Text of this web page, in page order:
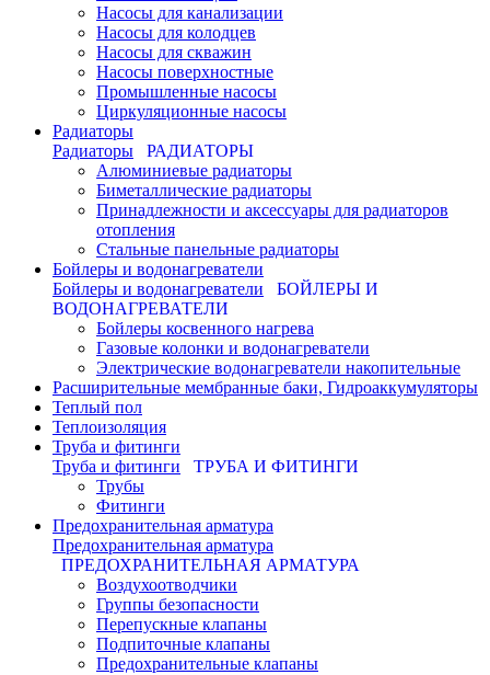
Насосы для канализации
Насосы для колодцев
Насосы для скважин
Насосы поверхностные
Промышленные насосы
Циркуляционные насосы
Радиаторы
Радиаторы
РАДИАТОРЫ
Алюминиевые радиаторы
Биметаллические радиаторы
Принадлежности и аксессуары для радиаторов
отопления
Стальные панельные радиаторы
Бойлеры и водонагреватели
Бойлеры и водонагреватели
БОЙЛЕРЫ И
ВОДОНАГРЕВАТЕЛИ
Бойлеры косвенного нагрева
Газовые колонки и водонагреватели
Электрические водонагреватели накопительные
Расширительные мембранные баки, Гидроаккумуляторы
Теплый пол
Теплоизоляция
Труба и фитинги
Труба и фитинги
ТРУБА И ФИТИНГИ
Трубы
Фитинги
Предохранительная арматура
Предохранительная арматура
ПРЕДОХРАНИТЕЛЬНАЯ АРМАТУРА
Воздухоотводчики
Группы безопасности
Перепускные клапаны
Подпиточные клапаны
Предохранительные клапаны